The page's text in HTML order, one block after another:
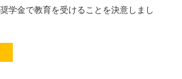
学金で教育を受けることを決意しまし